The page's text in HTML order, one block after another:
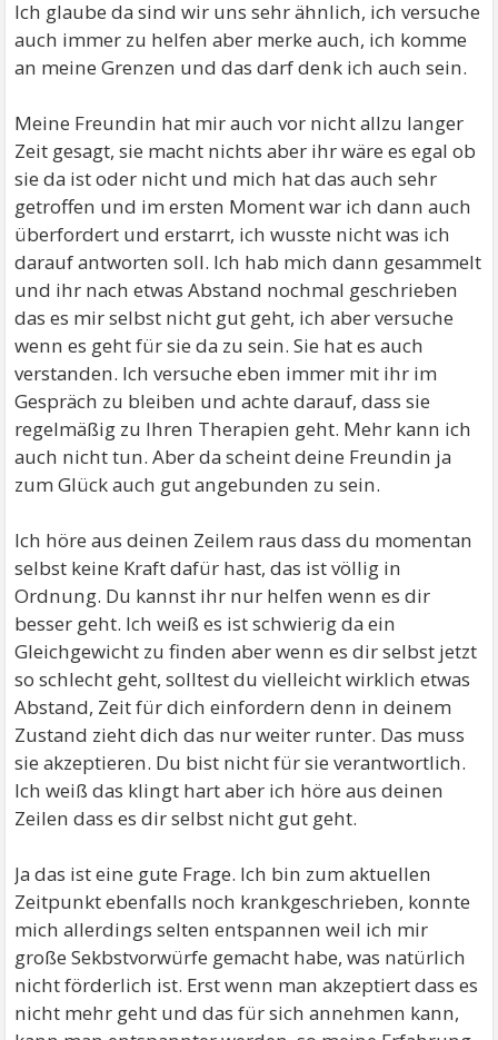
Ich glaube da sind wir uns sehr ähnlich, ich versuche
auch immer zu helfen aber merke auch, ich komme
an meine Grenzen und das darf denk ich auch sein.
Meine Freundin hat mir auch vor nicht allzu langer
Zeit gesagt, sie macht nichts aber ihr wäre es egal ob
sie da ist oder nicht und mich hat das auch sehr
getroffen und im ersten Moment war ich dann auch
überfordert und erstarrt, ich wusste nicht was ich
darauf antworten soll. Ich hab mich dann gesammelt
und ihr nach etwas Abstand nochmal geschrieben
das es mir selbst nicht gut geht, ich aber versuche
wenn es geht für sie da zu sein. Sie hat es auch
verstanden. Ich versuche eben immer mit ihr im
Gespräch zu bleiben und achte darauf, dass sie
regelmäßig zu Ihren Therapien geht. Mehr kann ich
auch nicht tun. Aber da scheint deine Freundin ja
zum Glück auch gut angebunden zu sein.
Ich höre aus deinen Zeilem raus dass du momentan
selbst keine Kraft dafür hast, das ist völlig in
Ordnung. Du kannst ihr nur helfen wenn es dir
besser geht. Ich weiß es ist schwierig da ein
Gleichgewicht zu finden aber wenn es dir selbst jetzt
so schlecht geht, solltest du vielleicht wirklich etwas
Abstand, Zeit für dich einfordern denn in deinem
Zustand zieht dich das nur weiter runter. Das muss
sie akzeptieren. Du bist nicht für sie verantwortlich.
Ich weiß das klingt hart aber ich höre aus deinen
Zeilen dass es dir selbst nicht gut geht.
Ja das ist eine gute Frage. Ich bin zum aktuellen
Zeitpunkt ebenfalls noch krankgeschrieben, konnte
mich allerdings selten entspannen weil ich mir
große Sekbstvorwürfe gemacht habe, was natürlich
nicht förderlich ist. Erst wenn man akzeptiert dass es
nicht mehr geht und das für sich annehmen kann,